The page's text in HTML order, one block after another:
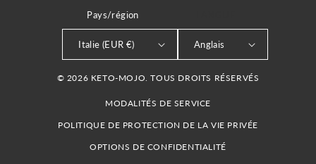
Pays/région
Italie (EUR €) Anglais
© 2026 KETO-MOJO. TOUS DROITS RÉSERVÉS
MODALITÉS DE SERVICE
POLITIQUE DE PROTECTION DE LA VIE PRIVÉE
OPTIONS DE CONFIDENTIALITÉ